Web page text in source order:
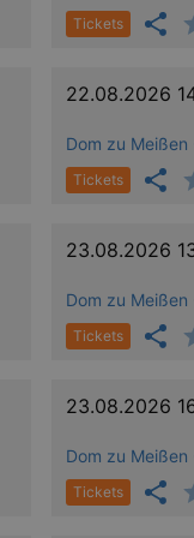
Tickets
22.08.2026
Dom zu
Tickets
23.08.2026
Dom zu
Tickets
23.08.2026
Dom zu
Tickets
.eventim.de
www.eventim.de
.theadex.com
Google LLC
.doubleclick.net